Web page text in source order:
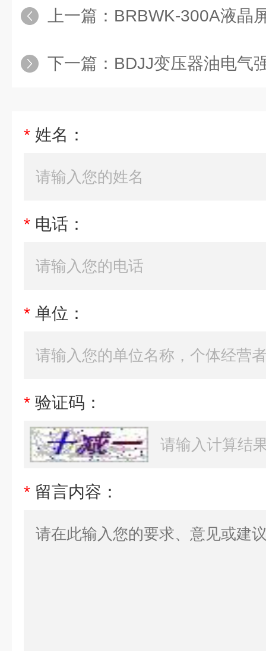
上一篇： BRBWK-300A液晶
下一篇： BDJJ变压器油电气
* 姓名：
* 电话：
* 单位：
* 验证码：
* 留言内容：